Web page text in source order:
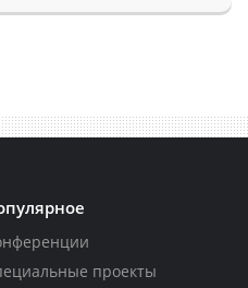
проекты